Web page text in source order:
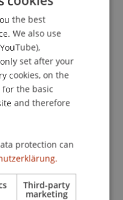
gepaart mit den
Ermittlung und
Erwerb der
und
des Know-hows
ENGLISH
the best
We also use
set after your
cookies, on the
the basic
and therefore
protection can
Third-party
marketing